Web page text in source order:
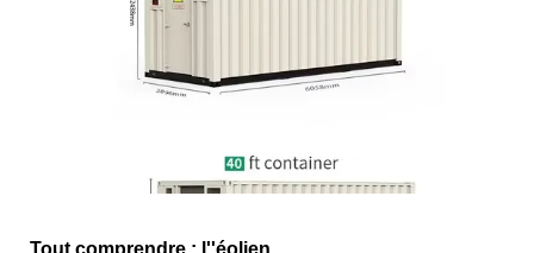
Tout comprendre : l''éolien